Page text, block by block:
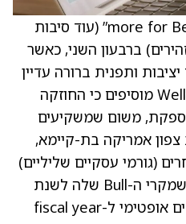
הפירמה מציינת כי יש “more for Bears” (עוד סיבות
ברבעון השני, כאשר
ותפנית ברורה עדיין
מחוץ להישג יד. . . Wells Fargo מוסיפים כי החוזקה
משום שמשקיעים
אמריקה בת-קיימא,
(גורמי עסקיים שליליים)
מחמירים. הפירמה מוסיפה שמקרי ה-Bull שלה לשנת
הכספים 2027 (תרחיש רווחים אופטימי ל-fiscal year